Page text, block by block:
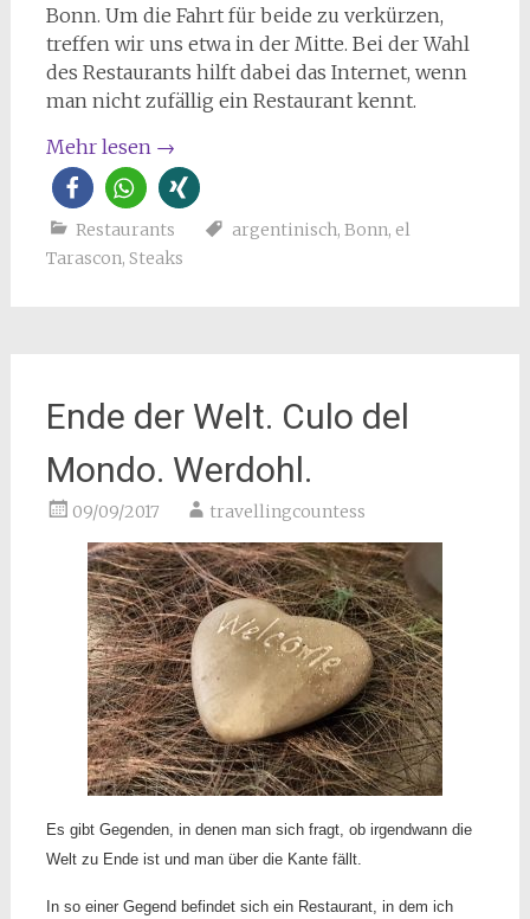
Bonn. Um die Fahrt für beide zu verkürzen,
treffen wir uns etwa in der Mitte. Bei der Wahl
des Restaurants hilft dabei das Internet, wenn
man nicht zufällig ein Restaurant kennt.
Mehr lesen →
Restaurants argentinisch, Bonn, el
Tarascon, Steaks
Ende der Welt. Culo del
Mondo. Werdohl.
09/09/2017 travellingcountess
Es gibt Gegenden, in denen man sich fragt, ob irgendwann die
Welt zu Ende ist und man über die Kante fällt.
In so einer Gegend befindet sich ein Restaurant, in dem ich